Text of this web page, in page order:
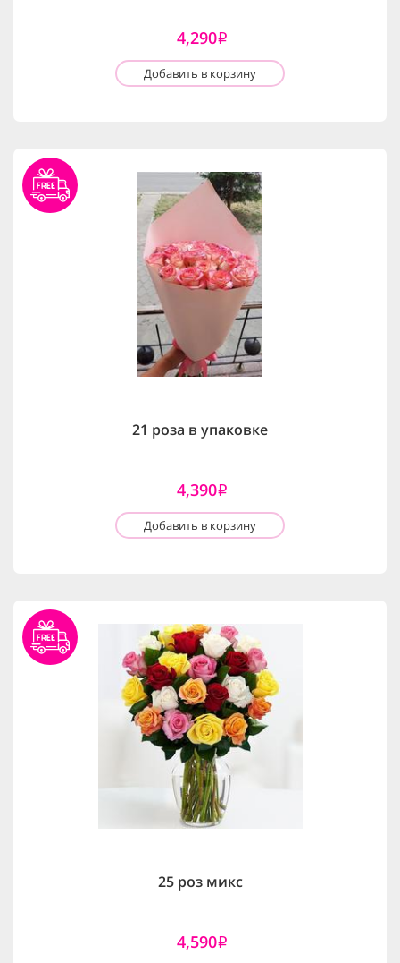
4,290i
Добавить в корзину
21 роза в упаковке
4,390i
Добавить в корзину
25 роз микс
4,590i